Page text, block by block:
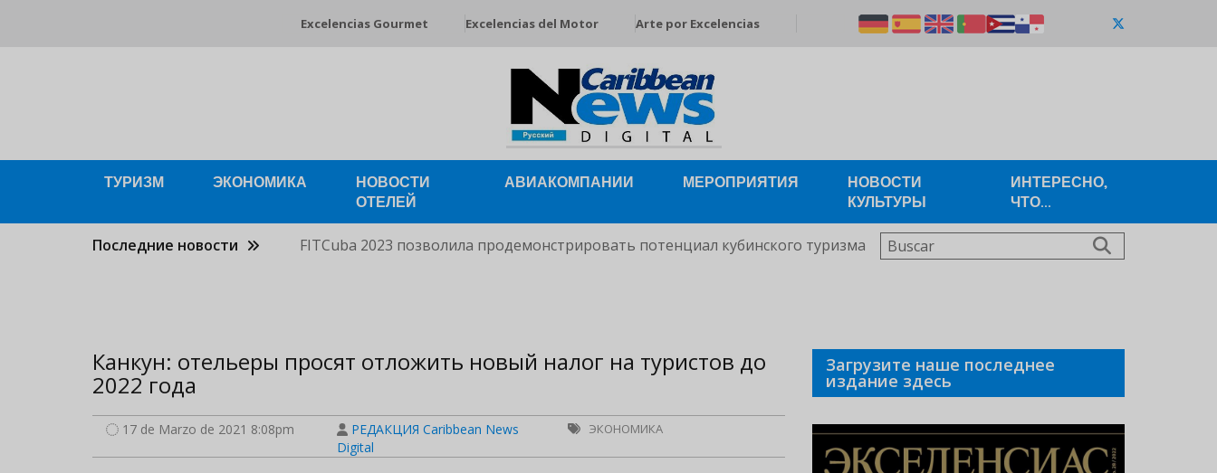
Excelencias Gourmet Excelencias del Motor Arte por Excelencias
ТУРИЗМ ЭКОНОМИКА
НОВОСТИ
ОТЕЛЕЙ
АВИАКОМПАНИИ МЕРОПРИЯТИЯ
НОВОСТИ
КУЛЬТУРЫ
ИНТЕРЕСНО,
ЧТО...
Последние новости FITCuba 2023 позволила продемонстрировать потенциал кубинского туризма Buscar
Канкун: отельеры просят отложить новый налог на туристов до
2022 года
17 de Marzo de 2021 8:08pm
РЕДАКЦИЯ Caribbean News
Digital
ЭКОНОМИКА
Загрузите наше последнее
издание здесь